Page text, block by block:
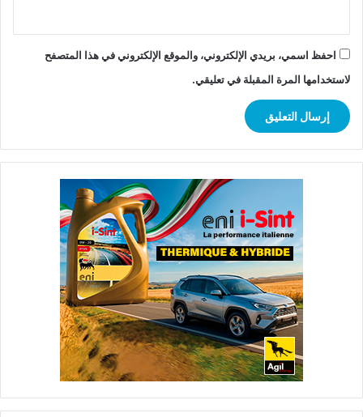
احفظ اسمي، بريدي الإلكتروني، والموقع الإلكتروني في هذا المتصفح
لاستخدامها المرة المقبلة في تعليقي.